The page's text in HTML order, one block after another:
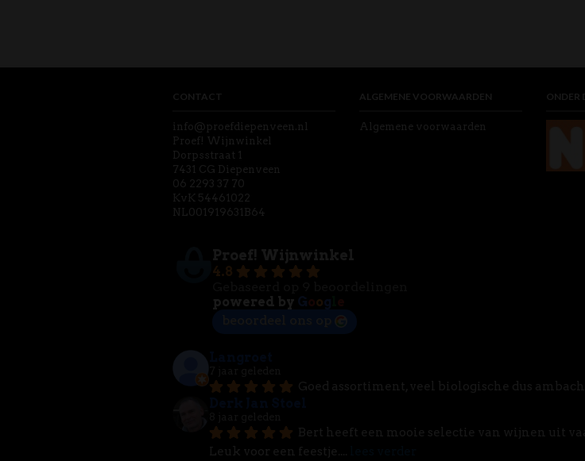
CONTACT
info@proefdiepenveen.nl
Proef! Wijnwinkel
Dorpsstraat 1
7431 CG Diepenveen
06 2293 37 70
KvK 54461022
NL001919631B64
ALGEMENE VOORWAARDEN
Algemene voorwaarden
ONDER
4.8
powered by
o